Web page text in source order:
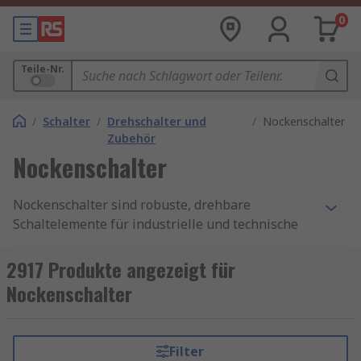
0
Teile-Nr.
/ Schalter / Drehschalter und
Zubehör
/ Nockenschalter
Nockenschalter
Nockenschalter sind robuste, drehbare
Schaltelemente für industrielle und technische
Zustände präzise und zuverlässig gesteuert
werden müssen. Durch das Drehen eines
Schalterschafts oder Knaufs können Sie mit
Schaltstellungen anfahren und dabei
2917 Produkte angezeigt für
Nockenschalter
Filter